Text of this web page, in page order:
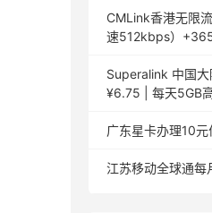
CMLink香港无限
速512kbps）
Superalink 中国
¥6.75 | 每天5GB
广东星卡办理10
江苏移动全球通